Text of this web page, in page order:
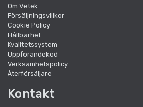
Om Vetek
Försäljningsvillkor
Cookie Policy
Hållbarhet
Kvalitetssystem
Uppförandekod
Verksamhetspolicy
Återförsäljare
Kontakt